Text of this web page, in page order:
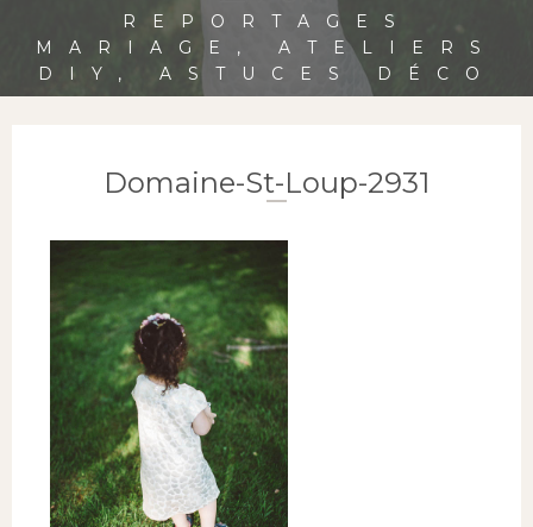
REPORTAGES
MARIAGE, ATELIERS
DIY, ASTUCES DÉCO
Domaine-St-Loup-2931